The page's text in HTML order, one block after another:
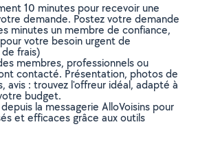
10 minutes pour recevoir une
demande. Postez votre demande
minutes un membre de confiance,
votre besoin urgent de
frais)
membres, professionnels ou
contacté. Présentation, photos de
avis : trouvez l'offreur idéal, adapté à
budget.
la messagerie AlloVoisins pour
et efficaces grâce aux outils